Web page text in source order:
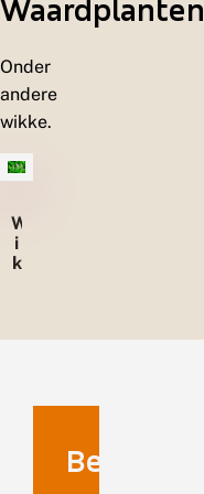
Waardplanten
Onder
andere
wikke.
W
i
k
Benaming